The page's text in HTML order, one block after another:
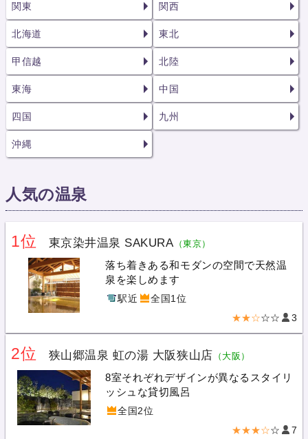
関東 関西
北海道 東北
甲信越 北陸
東海 中国
四国 九州
沖縄
人気の温泉
1位 東京染井温泉 SAKURA（東京）
落ち着きある和モダンの空間で天然温
泉を楽しめます
駅近 全国1位
★★☆☆☆ 3
2位 狭山郷温泉 虹の湯 大阪狭山店 （大阪）
8室それぞれデザインが異なるスタイリ
ッシュな貸切風呂
全国2位
★★★☆☆ 7